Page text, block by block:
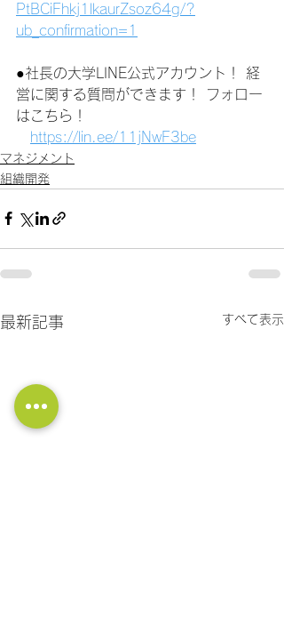
PtBCiFhkj1lkaurZsoz64g/?
ub_confirmation=1
●社長の大学LINE公式アカウント！ 経
営に関する質問ができます！ フォロー
はこちら！
https://lin.ee/11jNwF3be
マネジメント
組織開発
最新記事 すべて表示